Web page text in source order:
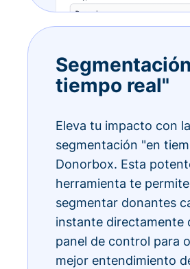
tiempo real"
Eleva tu impacto con la
segmentación "en
Donorbox. Esta
herramienta te permite
segmentar donantes
instante directamente
panel de control para
mejor entendimiento